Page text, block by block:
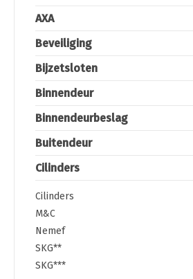
AXA
Beveiliging
Bijzetsloten
Binnendeur
Binnendeurbeslag
Buitendeur
Cilinders
Cilinders
M&C
Nemef
SKG**
SKG***